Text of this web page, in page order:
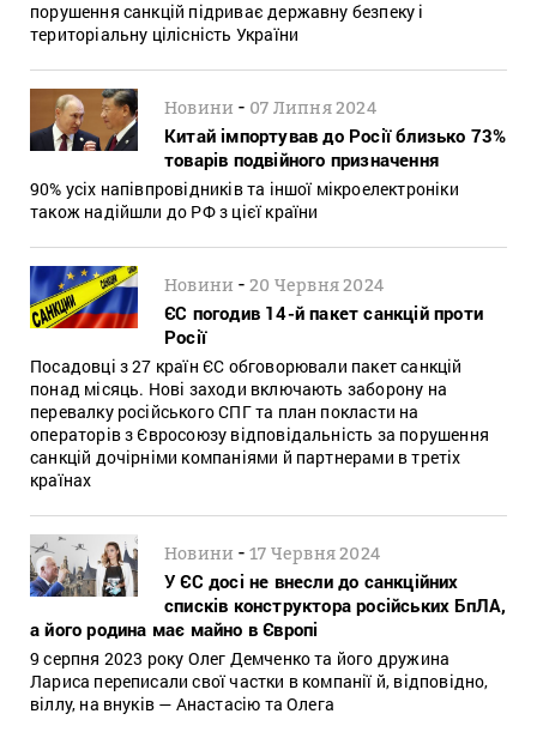
порушення санкцій підриває державну безпеку і
територіальну цілісність України
Новини - 07 Липня 2024
Китай імпортував до Росії близько 73%
товарів подвійного призначення
90% усіх напівпровідників та іншої мікроелектроніки
також надійшли до РФ з цієї країни
Новини -20 Червня 2024
ЄС погодив 14-й пакет санкцій проти
Росії
Посадовці з 27 країн ЄС обговорювали пакет санкцій
понад місяць. Нові заходи включають заборону на
перевалку російського СПГ та план покласти на
операторів з Євросоюзу відповідальність за порушення
санкцій дочірніми компаніями й партнерами в третіх
країнах
Новини -17 Червня 2024
У ЄС досі не внесли до санкційних
списків конструктора російських БпЛА,
а його родина має майно в Європі
9 серпня 2023 року Олег Демченко та його дружина
Лариса переписали свої частки в компанії й, відповідно,
віллу, на внуків — Анастасію та Олега